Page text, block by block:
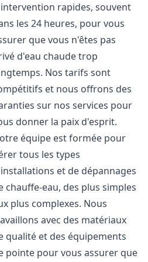
rapides, souvent
les 24 heures, pour vous
que vous n'êtes pas
d'eau chaude trop
Nos tarifs sont
et nous offrons des
sur nos services pour
donner la paix d'esprit.
équipe est formée pour
tous les types
et de dépannages
chauffe-eau, des plus simples
plus complexes. Nous
avec des matériaux
qualité et des équipements
pointe pour vous assurer que